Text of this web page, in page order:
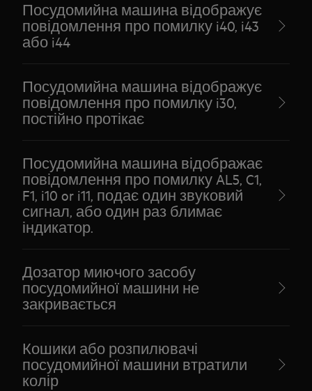
Посудомийна машина відображує
повідомлення про помилку i40, i43
або i44
Посудомийна машина відображує
повідомлення про помилку i30,
постійно протікає
Посудомийна машина відображає
повідомлення про помилку AL5, C1,
F1, i10 or i11, подає один звуковий
сигнал, або один раз блимає
індикатор.
Дозатор миючого засобу
посудомийної машини не
закривається
Кошики або розпилювачі
посудомийної машини втратили
колір